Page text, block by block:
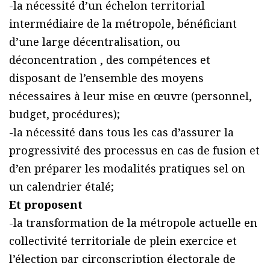
-la nécessité d’un échelon territorial
intermédiaire de la métropole, bénéficiant
d’une large décentralisation, ou
déconcentration , des compétences et
disposant de l’ensemble des moyens
nécessaires à leur mise en œuvre (personnel,
budget, procédures);
-la nécessité dans tous les cas d’assurer la
progressivité des processus en cas de fusion et
d’en préparer les modalités pratiques sel on
un calendrier étalé;
Et proposent
-la transformation de la métropole actuelle en
collectivité territoriale de plein exercice et
l’élection par circonscription électorale de